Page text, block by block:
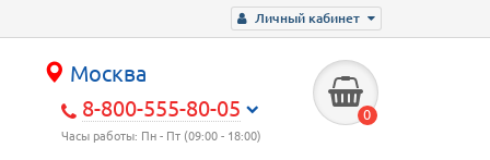
Личный кабинет
Москва
8-800-555-80-05
Часы работы: Пн - Пт (09:00 - 18:00)
0